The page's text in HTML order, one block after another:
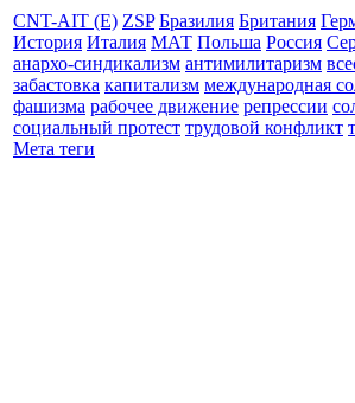
CNT-AIT (E) ZSP Бразилия Британия
История Италия МАТ Польша Россия
анархо-синдикализм антимилитаризм
забастовка капитализм международная
фашизма рабочее движение репрессии
социальный протест трудовой конфликт
Мета теги